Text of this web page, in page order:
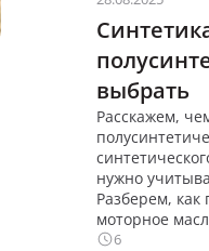
выбрать
Расскажем,
нужно
Разберем,
моторное
6